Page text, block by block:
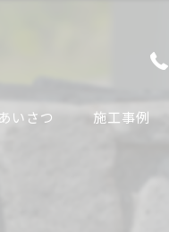
いさつ 施工事例